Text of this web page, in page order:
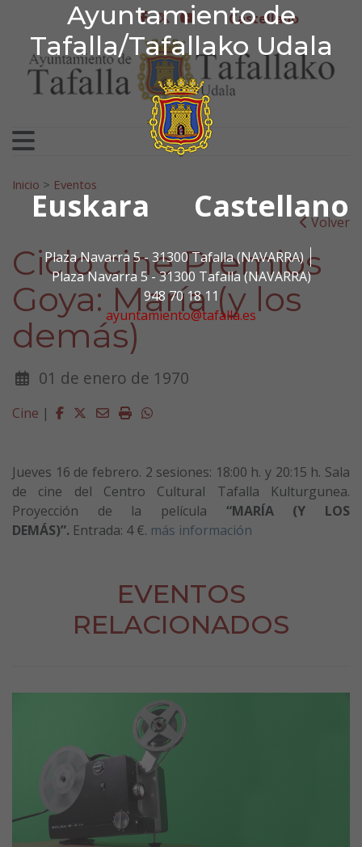
Ayuntamiento de
Tafalla/Tafallako Udala
Euskara Castellano
Plaza Navarra 5 - 31300 Tafalla (NAVARRA)
Plaza Navarra 5 - 31300 Tafalla (NAVARRA)
948 70 18 11
ayuntamiento@tafalla.es
Ir al contenido
Ayuntamiento de
facebook
twitter
youtubeCastellano
Search for:
Inicio > Eventos
Volver
Ciclo cine Premios
Goya: María (y los
demás)
01 de enero de 1970
Cine | Facebook
Twitter
EmailImprimirWhatsapp
Jueves 16 de febrero. 2 sesiones: 18:00 h. y 20:15 h. Sala
de cine del Centro Cultural Tafalla Kulturgunea.
Proyección de la película “MARÍA (Y LOS
DEMÁS)”. Entrada: 4 €. más información
EVENTOS
RELACIONADOS